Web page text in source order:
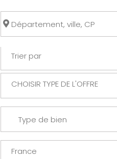
Trier par
CHOISIR TYPE DE L'OFFRE
Type de bien
France